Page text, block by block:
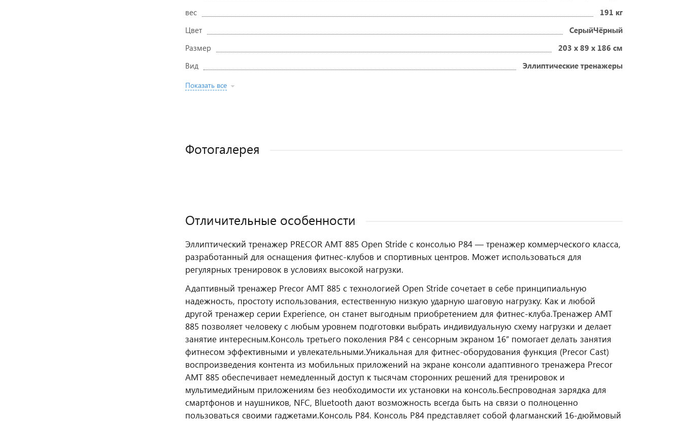
вес
191 кг
Цвет
СерыйЧёрный
Размер
203 х 89 х 186 см
Вид
Эллиптические тренажеры
Показать все
Фотогалерея
Отличительные особенности
Эллиптический тренажер PRECOR AMT 885 Open Stride с консолью P84 — тренажер коммерческого класса,
разработанный для оснащения фитнес‑клубов и спортивных центров. Может использоваться для
регулярных тренировок в условиях высокой нагрузки.
Адаптивный тренажер Precor AMT 885 с технологией Open Stride сочетает в себе принципиальную
надежность, простоту использования, естественную низкую ударную шаговую нагрузку. Как и любой
другой тренажер серии Experience, он станет выгодным приобретением для фитнес-клуба.Тренажер AMT
885 позволяет человеку с любым уровнем подготовки выбрать индивидуальную схему нагрузки и делает
занятие интересным.Консоль третьего поколения P84 с сенсорным экраном 16” помогает делать занятия
фитнесом эффективными и увлекательными.Уникальная для фитнес-оборудования функция (Precor Cast)
воспроизведения контента из мобильных приложений на экране консоли адаптивного тренажера Precor
AMT 885 обеспечивает немедленный доступ к тысячам сторонних решений для тренировок и
мультимедийным приложениям без необходимости их установки на консоль.Беспроводная зарядка для
смартфонов и наушников, NFC, Bluetooth дают возможность всегда быть на связи о полноценно
пользоваться своими гаджетами.Консоль P84. Консоль P84 представляет собой флагманский 16-дюймовый